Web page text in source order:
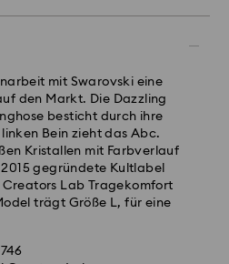
mit Swarovski eine
den Markt. Die Dazzling
besticht durch ihre
Bein zieht das Abc.
Kristallen mit Farbverlauf
gegründete Kultlabel
Lab Tragekomfort
trägt Größe L, für eine
bis freitags bis spätestens
versendet.
1-2 Werktag nach
EUR 6.95
bei einem Einkauf über:
Adressen können nicht
Eingang der
die Artikel Eigentum von
empfindliches Material, das
und gemäß den
zu behandeln ist. Um Ihr